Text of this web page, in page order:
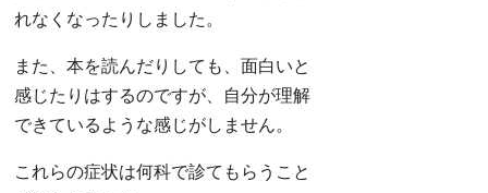
れなくなったりしました。
また、本を読んだりしても、面白いと
感じたりはするのですが、自分が理解
できているような感じがしません。
これらの症状は何科で診てもらうこと